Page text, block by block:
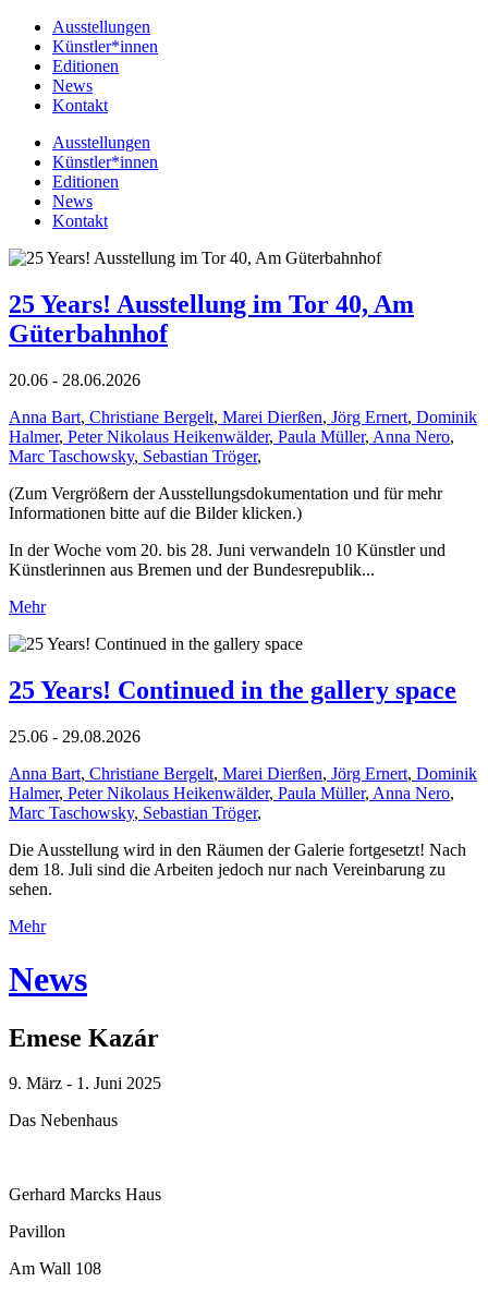
Ausstellungen
Künstler*innen
Editionen
News
Kontakt
Ausstellungen
Künstler*innen
Editionen
News
Kontakt
25 Years! Ausstellung im Tor 40, Am
Güterbahnhof
20.06 - 28.06.2026
Anna Bart, Christiane Bergelt, Marei Dierßen, Jörg Ernert, Dominik
Halmer, Peter Nikolaus Heikenwälder, Paula Müller, Anna Nero,
Marc Taschowsky, Sebastian Tröger,
(Zum Vergrößern der Ausstellungsdokumentation und für mehr
Informationen bitte auf die Bilder klicken.)
In der Woche vom 20. bis 28. Juni verwandeln 10 Künstler und
Künstlerinnen aus Bremen und der Bundesrepublik...
Mehr
25 Years! Continued in the gallery space
25.06 - 29.08.2026
Anna Bart, Christiane Bergelt, Marei Dierßen, Jörg Ernert, Dominik
Halmer, Peter Nikolaus Heikenwälder, Paula Müller, Anna Nero,
Marc Taschowsky, Sebastian Tröger,
Die Ausstellung wird in den Räumen der Galerie fortgesetzt! Nach
dem 18. Juli sind die Arbeiten jedoch nur nach Vereinbarung zu
sehen.
Mehr
News
Emese Kazár
9. März - 1. Juni 2025
Das Nebenhaus
Gerhard Marcks Haus
Pavillon
Am Wall 108